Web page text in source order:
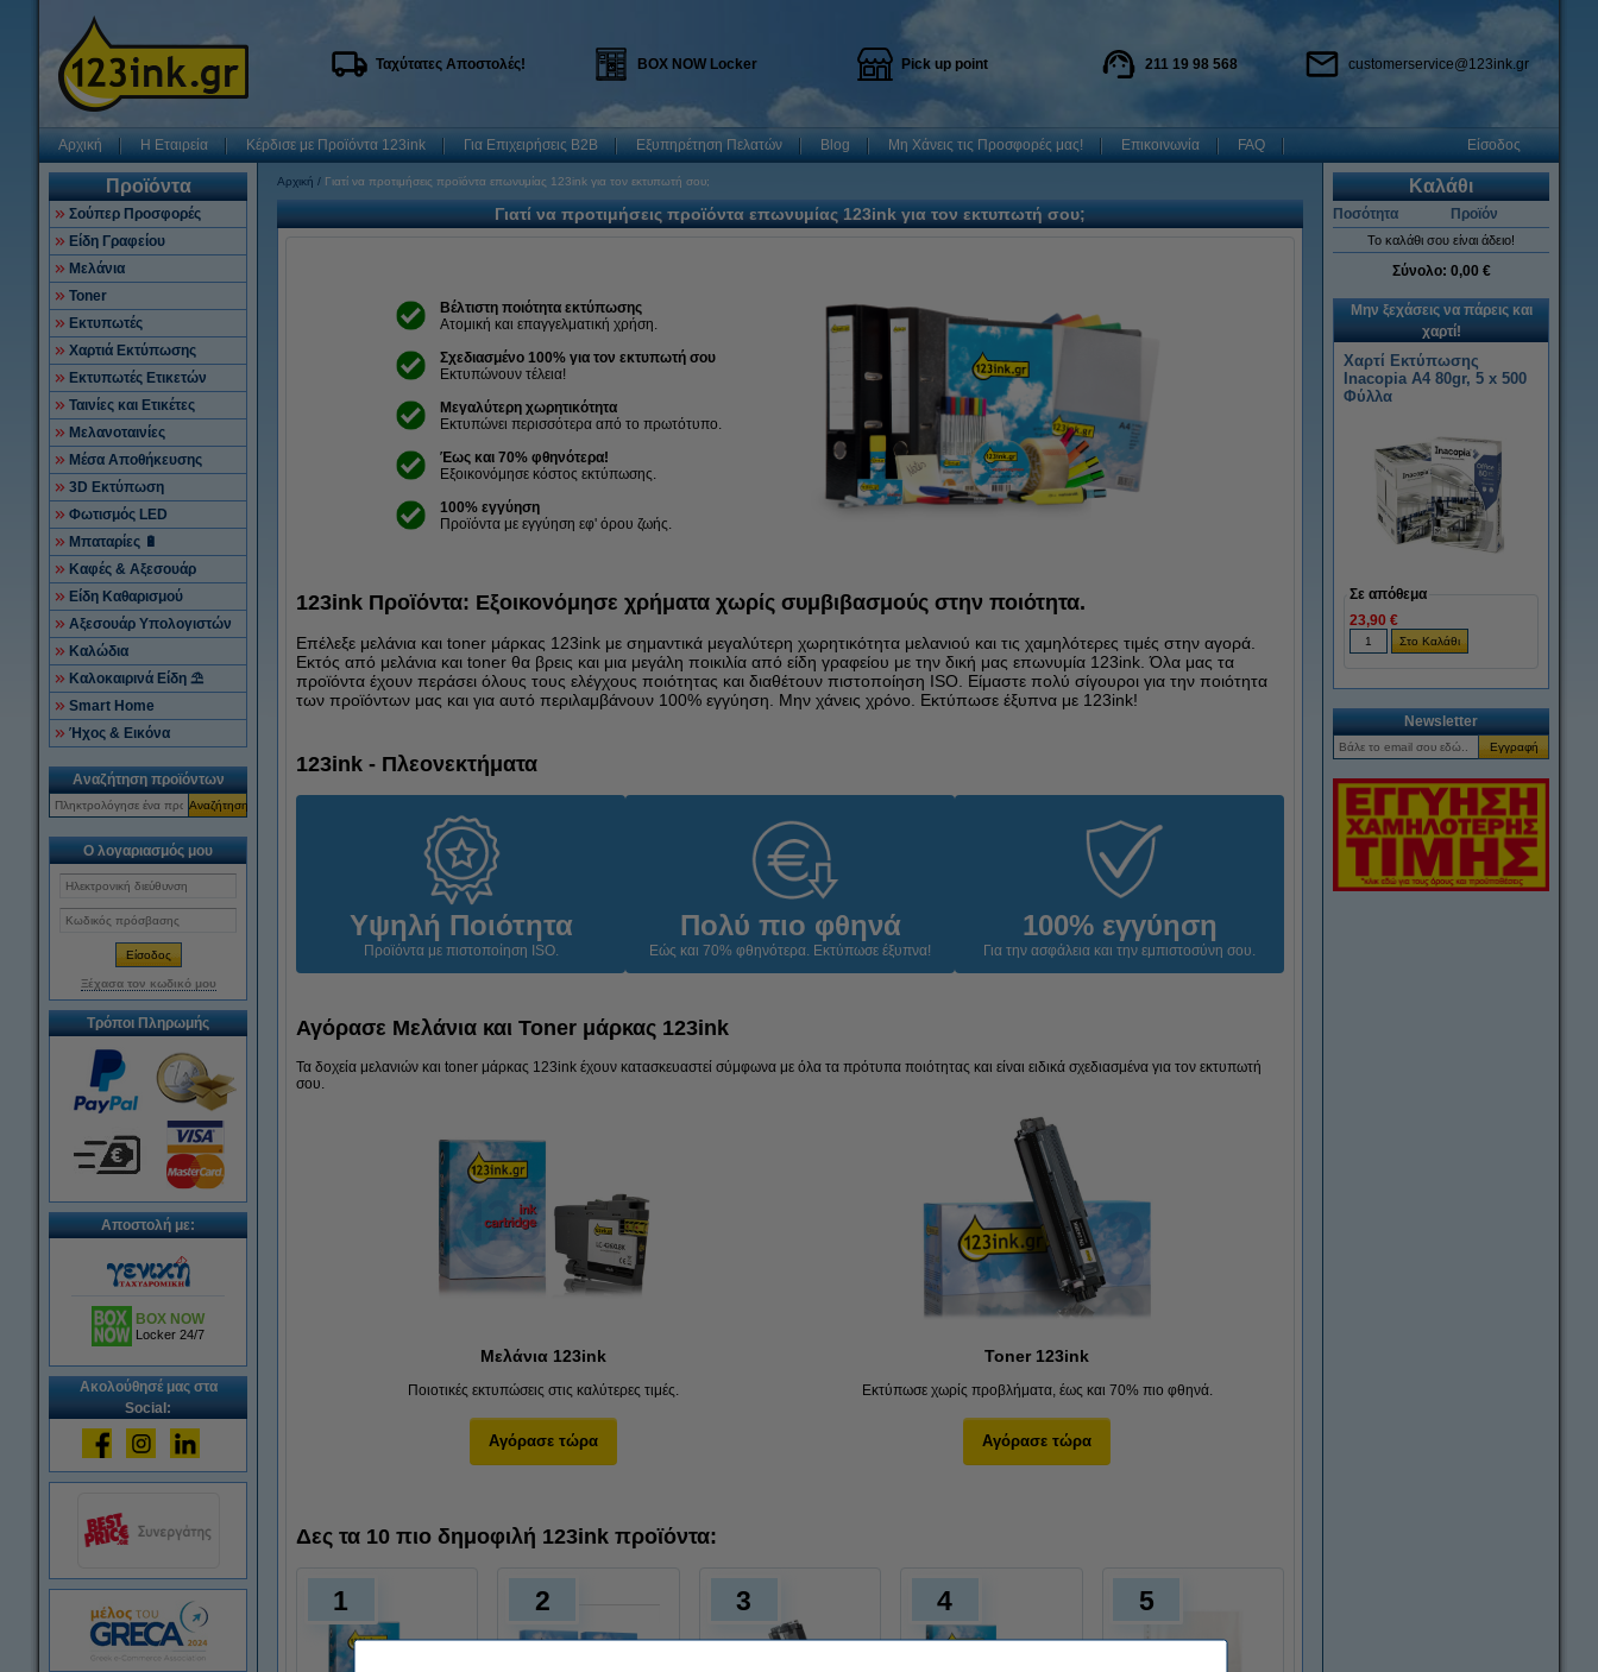
Ταχύτατες Αποστολές! BOX NOW Locker Pick up point 211 19 98 568 customerservice@123ink.gr
Αρχική Η Εταιρεία Κέρδισε με Προϊόντα 123ink Για Επιχειρήσεις B2B Εξυπηρέτηση Πελατών Blog Μη Χάνεις τις Προσφορές μας! Επικοινωνία FAQ Είσοδος
Προϊόντα
Σούπερ Προσφορές
Είδη Γραφείου
Μελάνια
Toner
Εκτυπωτές
Χαρτιά Εκτύπωσης
Εκτυπωτές Ετικετών
Ταινίες και Ετικέτες
Μελανοταινίες
Μέσα Αποθήκευσης
3D Εκτύπωση
Φωτισμός LED
Μπαταρίες 🔋
Καφές & Αξεσουάρ
Είδη Καθαρισμού
Αξεσουάρ Υπολογιστών
Καλώδια
Καλοκαιρινά Είδη ⛱
Smart Home
Ήχος & Εικόνα
Αναζήτηση προϊόντων
Αναζήτηση
Ο λογαριασμός μου
Ξέχασα τον κωδικό μου
Τρόποι Πληρωμής
Αποστολή με:
BOX NOW
Locker 24/7
Ακολούθησέ μας στα
Social:
Αρχική Γιατί να προτιμήσεις προϊόντα επωνυμίας 123ink για τον εκτυπωτή σου;
Γιατί να προτιμήσεις προϊόντα επωνυμίας 123ink για τον εκτυπωτή σου;
Βέλτιστη ποιότητα εκτύπωσης
Ατομική και επαγγελματική χρήση.
Σχεδιασμένο 100% για τον εκτυπωτή σου
Εκτυπώνουν τέλεια!
Μεγαλύτερη χωρητικότητα
Εκτυπώνει περισσότερα από το πρωτότυπο.
Έως και 70% φθηνότερα!
Εξοικονόμησε κόστος εκτύπωσης.
100% εγγύηση
Προϊόντα με εγγύηση εφ' όρου ζωής.
123ink Προϊόντα: Εξοικονόμησε χρήματα χωρίς συμβιβασμούς στην ποιότητα.
Επέλεξε μελάνια και toner μάρκας 123ink με σημαντικά μεγαλύτερη χωρητικότητα μελανιού και τις χαμηλότερες τιμές στην αγορά.
Εκτός από μελάνια και toner θα βρεις και μια μεγάλη ποικιλία από είδη γραφείου με την δική μας επωνυμία 123ink. Όλα μας τα
προϊόντα έχουν περάσει όλους τους ελέγχους ποιότητας και διαθέτουν πιστοποίηση ISO. Είμαστε πολύ σίγουροι για την ποιότητα
των προϊόντων μας και για αυτό περιλαμβάνουν 100% εγγύηση. Μην χάνεις χρόνο. Εκτύπωσε έξυπνα με 123ink!
123ink - Πλεονεκτήματα
Υψηλή Ποιότητα
Προϊόντα με πιστοποίηση ISO.
Πολύ πιο φθηνά
Εώς και 70% φθηνότερα. Εκτύπωσε έξυπνα!
100% εγγύηση
Για την ασφάλεια και την εμπιστοσύνη σου.
Αγόρασε Μελάνια και Toner μάρκας 123ink
Τα δοχεία μελανιών και toner μάρκας 123ink έχουν κατασκευαστεί σύμφωνα με όλα τα πρότυπα ποιότητας και είναι ειδικά σχεδιασμένα για τον εκτυπωτή
σου.
Μελάνια 123ink
Ποιοτικές εκτυπώσεις στις καλύτερες τιμές.
Αγόρασε τώρα
Toner 123ink
Εκτύπωσε χωρίς προβλήματα, έως και 70% πιο φθηνά.
Αγόρασε τώρα
Δες τα 10 πιο δημοφιλή 123ink προϊόντα:
1 2 3 4 5
Καλάθι
Ποσότητα Προϊόν
Το καλάθι σου είναι άδειο!
Σύνολο: 0,00 €
Μην ξεχάσεις να πάρεις και
χαρτί!
Χαρτί Εκτύπωσης
Inacopia Α4 80gr, 5 x 500
Φύλλα
Σε απόθεμα
23,90 €
Newsletter